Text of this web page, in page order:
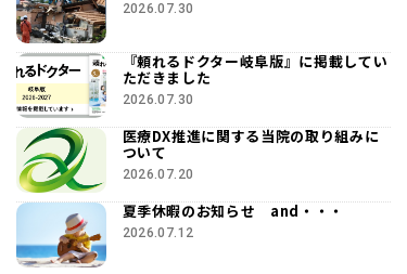
2026.07.30
『頼れるドクター岐阜版』に掲載してい
ただきました
2026.07.30
医療DX推進に関する当院の取り組みに
ついて
2026.07.20
夏季休暇のお知らせ and・・・
2026.07.12